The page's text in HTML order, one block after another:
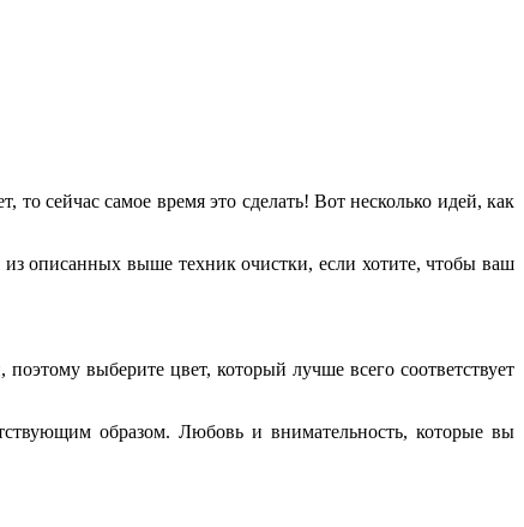
сейчас самое время это сделать! Вот несколько идей, как
описанных выше техник очистки, если хотите, чтобы ваш
выберите цвет, который лучше всего соответствует
образом. Любовь и внимательность, которые вы